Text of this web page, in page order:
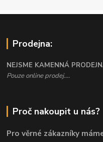
Prodejna:
NEJSME KAMENNÁ
Pouze online prodej....
Proč nakoupit u nás?
Pro věrné zákazníky